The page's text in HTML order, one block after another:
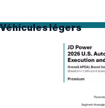
Véhicules légers